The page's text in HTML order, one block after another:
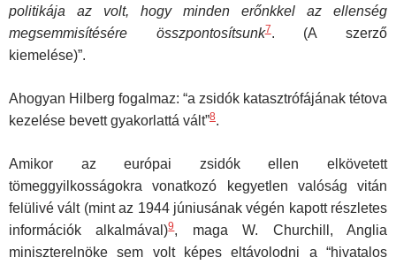
politikája az volt, hogy minden erőnkkel az ellenség
megsemmisítésére
összpontosítsunk7. (A szerző
kiemelése)”.
Ahogyan Hilberg fogalmaz: “a zsidók katasztrófájának tétova
kezelése bevett gyakorlattá vált”8.
Amikor az európai zsidók ellen elkövetett
tömeggyilkosságokra vonatkozó kegyetlen valóság vitán
felülivé vált (mint az 1944 júniusának végén kapott részletes
információk alkalmával)9, maga W. Churchill, Anglia
miniszterelnöke sem volt képes eltávolodni a “hivatalos